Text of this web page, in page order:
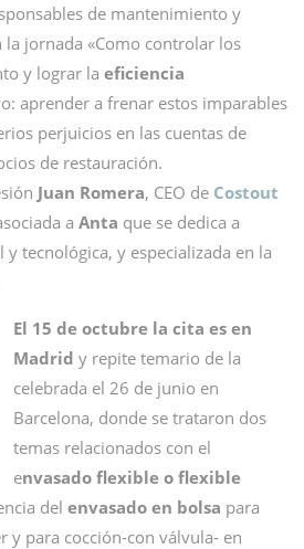
de mantenimiento y
la jornada «Como controlar los
y lograr la eficiencia
aprender a frenar estos imparables
perjuicios en las cuentas de
de restauración.
Juan Romera, CEO de Costout
a Anta que se dedica a
tecnológica, y especializada en la
El 15 de octubre la cita es en
Madrid y repite temario de la
celebrada el 26 de junio en
Barcelona, donde se trataron dos
temas relacionados con el
envasado flexible o flexible
del envasado en bolsa para
y para cocción-con válvula- en